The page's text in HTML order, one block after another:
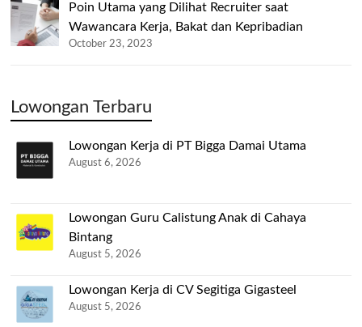
Poin Utama yang Dilihat Recruiter saat
Wawancara Kerja, Bakat dan Kepribadian
October 23, 2023
Lowongan Terbaru
Lowongan Kerja di PT Bigga Damai Utama
August 6, 2026
Lowongan Guru Calistung Anak di Cahaya
Bintang
August 5, 2026
Lowongan Kerja di CV Segitiga Gigasteel
August 5, 2026